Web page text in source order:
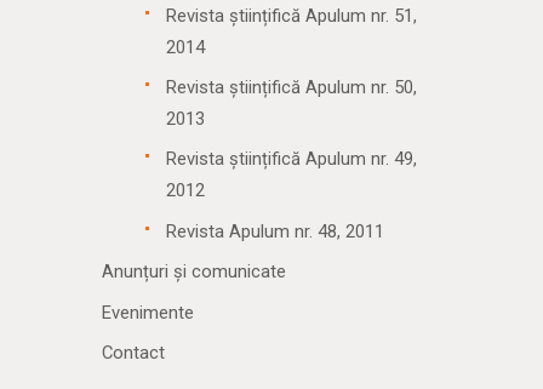
Revista științifică Apulum nr. 51,
2014
Revista științifică Apulum nr. 50,
2013
Revista științifică Apulum nr. 49,
2012
Revista Apulum nr. 48, 2011
Anunțuri și comunicate
Evenimente
Contact